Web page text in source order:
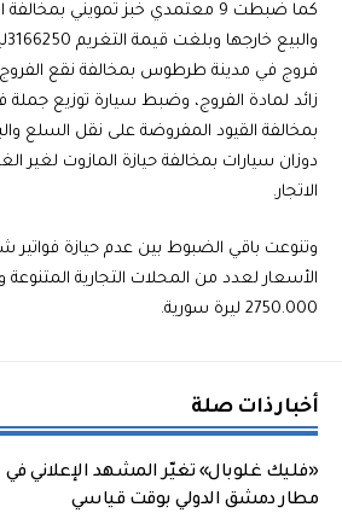
كما ضبطت 9 معتمدي خبز تمويني
فروج في مدينة طرطوس بمخالفة نقع
زائد لمادة الفروج، وضبط سيارة توزيع
بمخالفة القيود المفروضة على نقل السلع
دوزان سيارات بمخالفة حيازة المازوت لغير
الاتجار.
وتنوعت باقي الضبوط بين عدم حيازة فواتير
الأسعار لعدد من المحلات التجارية
2750.000 ليرة سورية.
أخبار ذات صلة
«فليك غلوبال» تغيّر المشهد الإعلاني في
مطار دمشق الدولي بوقت قياسي